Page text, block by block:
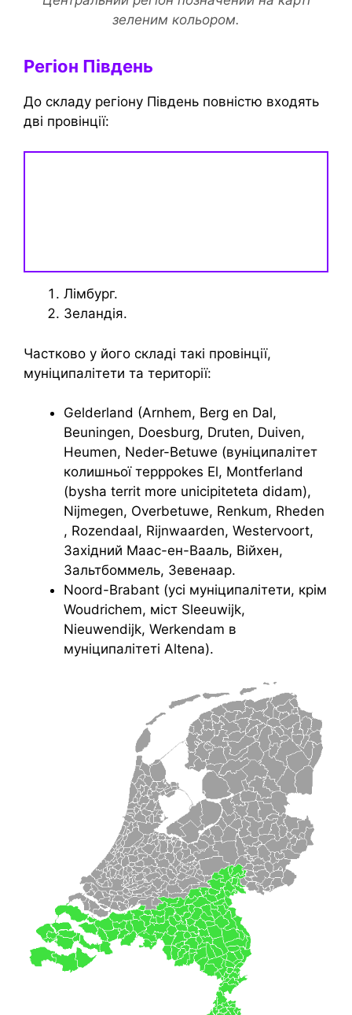
зеленим кольором.
Регіон Південь
До складу регіону Південь повністю входять
дві провінції:
Лімбург.
Зеландія.
Частково у його складі такі провінції,
муніципалітети та території:
Gelderland (Arnhem, Berg en Dal,
Beuningen, Doesburg, Druten, Duiven,
Heumen, Neder-Betuwe (вуніципалітет
колишньої терррokes El, Montferland
(bysha territ more unicipiteteta didam),
Nijmegen, Overbetuwe, Renkum, Rheden
, Rozendaal, Rijnwaarden, Westervoort,
Західний Маас-ен-Вааль, Війхен,
Зальтбоммель, Зевенаар.
Noord-Brabant (усі муніципалітети, крім
Woudrichem, міст Sleeuwijk,
Nieuwendijk, Werkendam в
муніципалітеті Altena).